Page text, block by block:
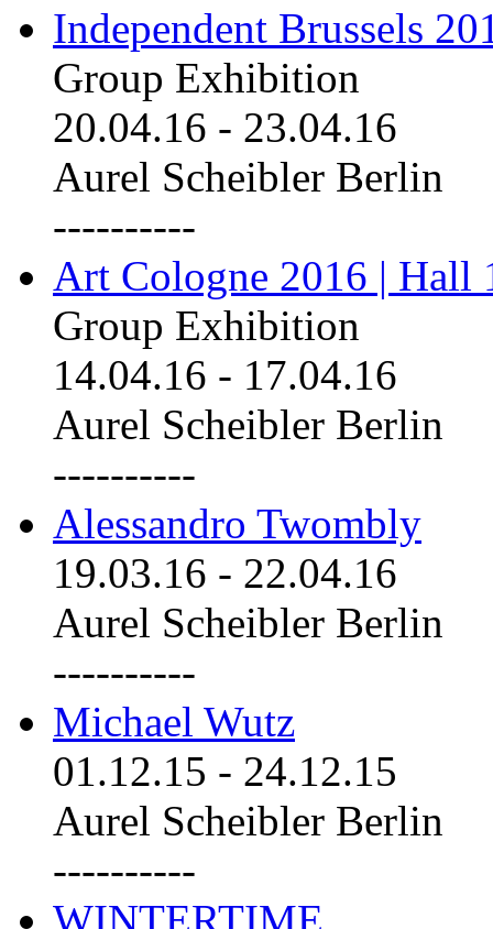
Independent Brussels
Group Exhibition
20.04.16 - 23.04.16
Aurel Scheibler Berlin
----------
Art Cologne 2016 | Hall
Group Exhibition
14.04.16 - 17.04.16
Aurel Scheibler Berlin
----------
Alessandro Twombly
19.03.16 - 22.04.16
Aurel Scheibler Berlin
----------
Michael Wutz
01.12.15 - 24.12.15
Aurel Scheibler Berlin
----------
WINTERTIME